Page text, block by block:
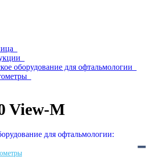
оборудование для офтальмологии
View-M
для офтальмологии: